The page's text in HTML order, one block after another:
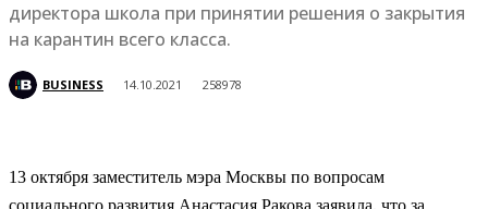
директора школа при принятии решения о закрытия
на карантин всего класса.
BUSINESS 14.10.2021 258978
13 октября заместитель мэра Москвы по вопросам
социального развития Анастасия Ракова заявила, что за